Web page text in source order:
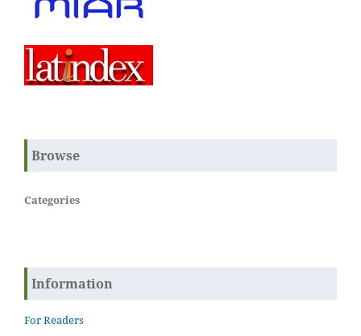
Browse
Categories
Information
For Readers